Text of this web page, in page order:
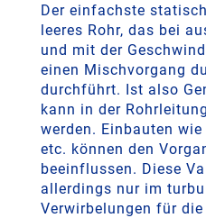
Der einfachste
leeres Rohr, das bei
und mit der
einen Mischvorgang
durchführt. Ist also
kann in der
werden. Einbauten
etc. können den
beeinflussen. Diese
allerdings nur im
Verwirbelungen für